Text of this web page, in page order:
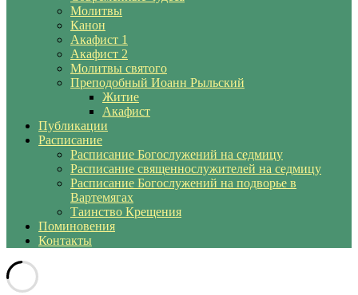
Молитвы
Канон
Акафист 1
Акафист 2
Молитвы святого
Преподобный Иоанн Рыльский
Житие
Акафист
Публикации
Расписание
Расписание Богослужений на седмицу
Расписание священнослужителей на седмицу
Расписание Богослужений на подворье в
Вартемягах
Таинство Крещения
Поминовения
Контакты